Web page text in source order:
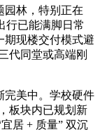
林，特别正在
行已能满脚日常
期现楼交付模式避
代同堂或高端刚
美中。学校硬件
板块内已规划新
居 + 质量” 双沉